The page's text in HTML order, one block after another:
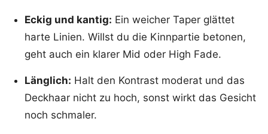
Eckig und kantig: Ein weicher Taper glättet
harte Linien. Willst du die Kinnpartie betonen,
geht auch ein klarer Mid oder High Fade.
Länglich: Halt den Kontrast moderat und das
Deckhaar nicht zu hoch, sonst wirkt das Gesicht
noch schmaler.